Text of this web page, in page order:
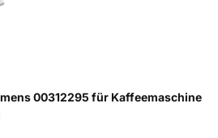
00312295 für Kaffeemaschine